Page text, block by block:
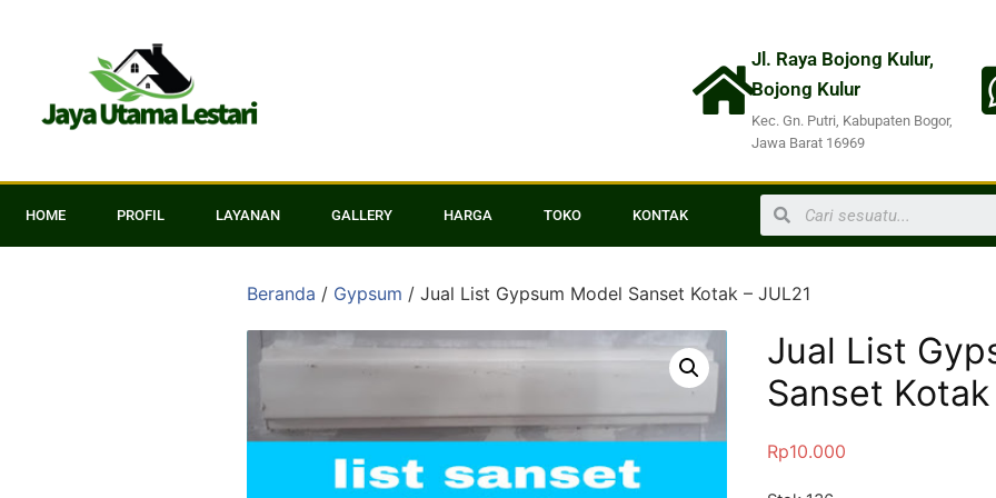
Jl. Raya Bojong Kulur,
Bojong Kulur
Kec. Gn. Putri, Kabupaten Bogor,
Jawa Barat 16969
HOME PROFIL LAYANAN GALLERY HARGA TOKO KONTAK
Beranda / Gypsum / Jual List Gypsum Model Sanset Kotak – JUL21
Jual List
Sanset Kotak
Rp10.000